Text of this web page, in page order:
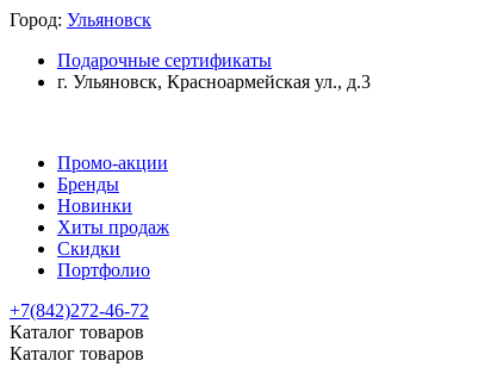
Город: Ульяновск
Подарочные сертификаты
г. Ульяновск, Красноармейская ул., д.3
Промо-акции
Бренды
Новинки
Хиты продаж
Скидки
Портфолио
+7(842)272-46-72
Каталог товаров
Каталог товаров